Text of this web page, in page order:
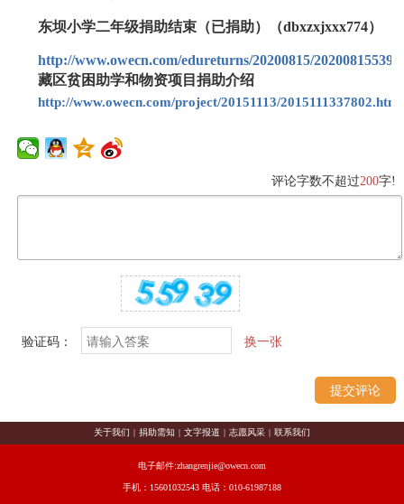
东坝小学二年级捐助结束（已捐助）（dbxzxjxxx774）
http://www.owecn.com/edureturns/20200815/
藏区贫困助学和物资项目捐助介绍
http://www.owecn.com/project/20151113/2015111337802.html
评论字数不超过200字!
验证码： 换一张
关于我们 | 捐助需知 | 文字报道 | 志愿风采 | 联系我们
电子邮件:zhangrenjie@owecn.com
手机：15601032543 电话：010-61987188